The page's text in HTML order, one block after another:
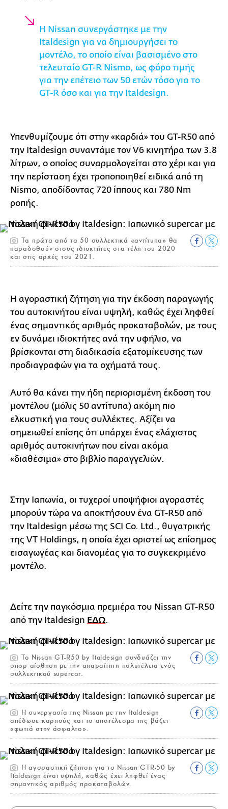
Η Nissan συνεργάστηκε με την
Italdesign για να δημιουργήσει το
μοντέλο, το οποίο είναι βασισμένο στο
τελευταίο GT-R Nismo, ως φόρο τιμής
για την επέτειο των 50 ετών τόσο για το
GT-R όσο και για την Italdesign.
Υπενθυμίζουμε ότι στην «καρδιά» του GT-R50 από
την Italdesign συναντάμε τον V6 κινητήρα των 3.8
λίτρων, ο οποίος συναρμολογείται στο χέρι και για
την περίσταση έχει τροποποιηθεί ειδικά από τη
Nismo, αποδίδοντας 720 ίππους και 780 Nm
ροπής.
Τα πρώτα από τα 50 συλλεκτικά «αντίτυπα» θα
παραδοθούν στους ιδιοκτήτες στα τέλη του 2020
και στις αρχές του 2021.
Η αγοραστική ζήτηση για την έκδοση παραγωγής
του αυτοκινήτου είναι υψηλή, καθώς έχει ληφθεί
ένας σημαντικός αριθμός προκαταβολών, με τους
εν δυνάμει ιδιοκτήτες ανά την υφήλιο, να
βρίσκονται στη διαδικασία εξατομίκευσης των
προδιαγραφών για τα οχήματά τους.
Αυτό θα κάνει την ήδη περιορισμένη έκδοση του
μοντέλου (μόλις 50 αντίτυπα) ακόμη πιο
ελκυστική για τους συλλέκτες. Αξίζει να
σημειωθεί επίσης ότι υπάρχει ένας ελάχιστος
αριθμός αυτοκινήτων που είναι ακόμα
«διαθέσιμα» στο βιβλίο παραγγελιών.
Στην Ιαπωνία, οι τυχεροί υποψήφιοι αγοραστές
μπορούν τώρα να αποκτήσουν ένα GT-R50 από
την Italdesign μέσω της SCI Co. Ltd., θυγατρικής
της VT Holdings, η οποία έχει οριστεί ως επίσημος
εισαγωγέας και διανομέας για το συγκεκριμένο
μοντέλο.
Δείτε την παγκόσμια πρεμιέρα του Nissan GT-R50
από την Italdesign ΕΔΩ.
To Nissan GT-R50 by Italdesign συνδυάζει την
σπορ αίσθηση με την απαραίτητη πολυτέλεια ενός
συλλεκτικού supercar.
Η συνεργασία της Nissan με την Italdesign
απέδωσε καρπούς και το αποτέλεσμα της βάζει
«φωτιά στην άσφαλτο».
Η αγοραστική ζήτηση για το Nissan GTR-50 by
Italdesign είναι υψηλή, καθώς έχει ληφθεί ένας
σημαντικός αριθμός προκαταβολών.